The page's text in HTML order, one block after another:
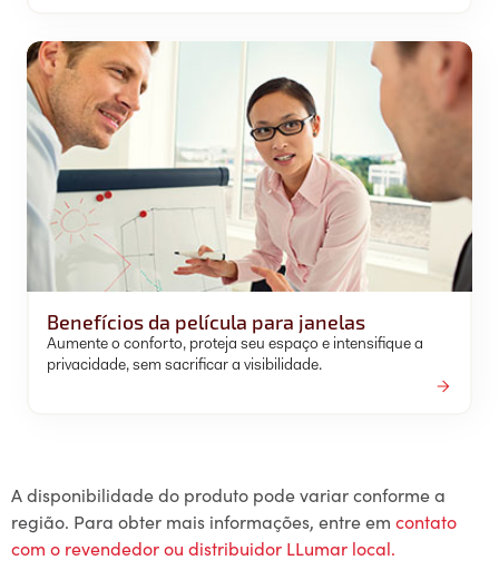
Benefícios da película para janelas
Aumente o conforto, proteja seu espaço e intensifique a
privacidade, sem sacrificar a visibilidade.
A disponibilidade do produto pode variar conforme a
região. Para obter mais informações, entre em contato
com o revendedor ou distribuidor LLumar local.